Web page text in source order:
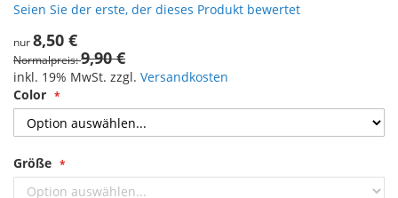
Seien Sie der erste, der dieses Produkt bewertet
nur8,50 €
Normalpreis 9,90 €
inkl. 19% MwSt. zzgl. Versandkosten
Color
Größe
the
end
of
the
images
gallery
the
beginning
of
the
images
gallery